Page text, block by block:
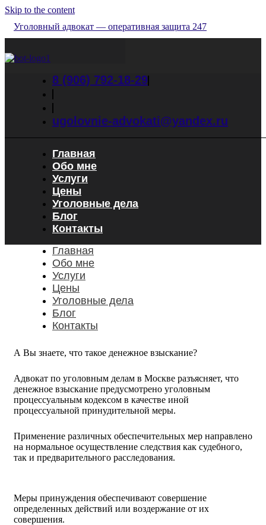
Skip to the content
Уголовный адвокат — оперативная защита 247
8 (906) 792-18-29
ugolovnie-advokati@yandex.ru
Главная
Обо мне
Услуги
Цены
Уголовные дела
Блог
Контакты
Главная
Обо мне
Услуги
Цены
Уголовные дела
Блог
Контакты
А Вы знаете, что такое денежное взыскание?
Адвокат по уголовным делам в Москве разъясняет, что
денежное взыскание предусмотрено уголовным
процессуальным кодексом в качестве иной
процессуальной принудительной меры.
Применение различных обеспечительных мер направлено
на нормальное осуществление следствия как судебного,
так и предварительного расследования.
Меры принуждения обеспечивают совершение
определенных действий или воздержание от их
совершения.